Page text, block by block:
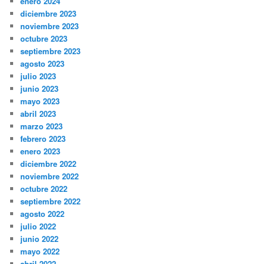
diciembre 2023
noviembre 2023
octubre 2023
septiembre 2023
agosto 2023
julio 2023
junio 2023
mayo 2023
abril 2023
marzo 2023
febrero 2023
enero 2023
diciembre 2022
noviembre 2022
octubre 2022
septiembre 2022
agosto 2022
julio 2022
junio 2022
mayo 2022